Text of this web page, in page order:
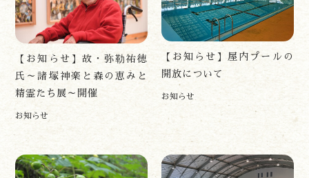
【お知らせ】故・弥勒祐徳
氏～諸塚神楽と森の恵みと
精霊たち展～開催
お知らせ
【お知らせ】屋内プールの
開放について
お知らせ
やま学校
紅葉情報